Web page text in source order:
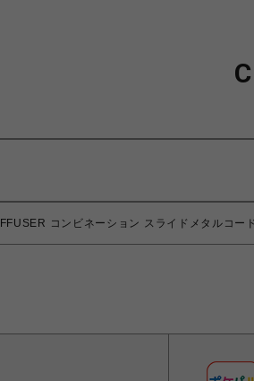
コンビネーション スライドメタルコード